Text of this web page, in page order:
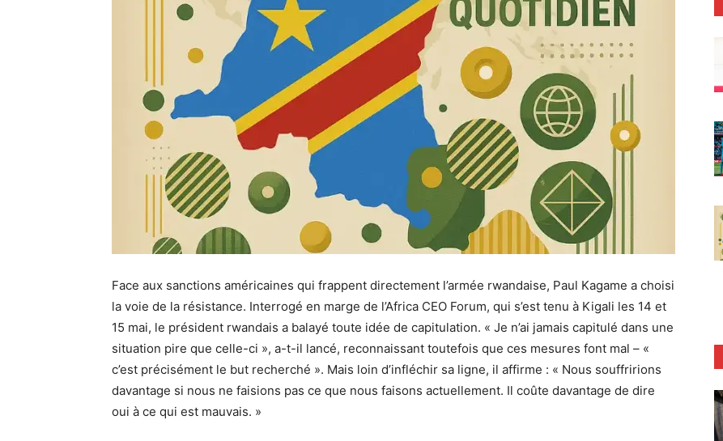
Face aux sanctions américaines qui frappent directement l’armée rwandaise, Paul Kagame a choisi
la voie de la résistance. Interrogé en marge de l’Africa CEO Forum, qui s’est tenu à Kigali les 14 et
15 mai, le président rwandais a balayé toute idée de capitulation. « Je n’ai jamais capitulé dans une
situation pire que celle-ci », a-t-il lancé, reconnaissant toutefois que ces mesures font mal – «
c’est précisément le but recherché ». Mais loin d’infléchir sa ligne, il affirme : « Nous souffririons
davantage si nous ne faisions pas ce que nous faisons actuellement. Il coûte davantage de dire
oui à ce qui est mauvais. »